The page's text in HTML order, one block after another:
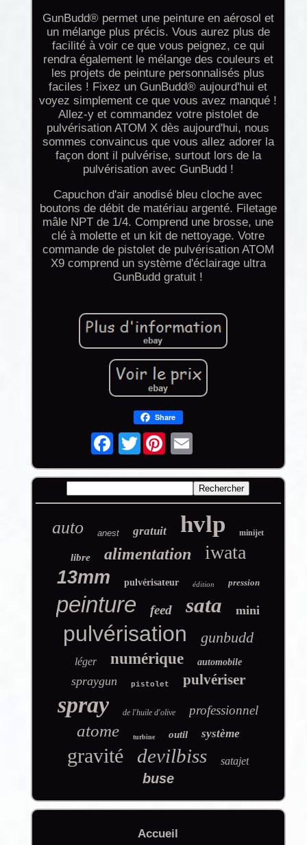
GunBudd® permet une peinture en aérosol et
un mélange plus précis. Vous aurez plus de
facilité à voir ce que vous peignez, ce qui
rendra également le mélange des couleurs et
les projets de peinture personnalisés plus
faciles ! Fixez un GunBudd® aujourd'hui et
voyez simplement ce que vous avez manqué !
Allez-y et commandez votre pistolet de
pulvérisation ATOM X dès aujourd'hui, nous
sommes convaincus que vous allez adorer la
façon dont il pulvérise, surtout lors de la
pulvérisation avec GunBudd !
Capuchon d'air anodisé bleu cloche avec
boutons de débit de matériau argenté. Filetage
mâle NPT de 1/4. Comprend une brosse, une
clé à molette et un kit de nettoyage. Votre
commande de pistolet de pulvérisation ATOM
X9 comprend un système d'éclairage ultra
GunBudd gratuit !
Share
Twitter
auto anest gratuit hvlp minijet
libre alimentation iwata
13mm pulvérisateur édition pression
peinture feed sata mini
pulvérisation gunbudd
léger numérique automobile
spraygun pistolet pulvériser
spray de l'huile d'olive professionnel
atome turbine outil système
gravité devilbiss satajet
buse
Accueil